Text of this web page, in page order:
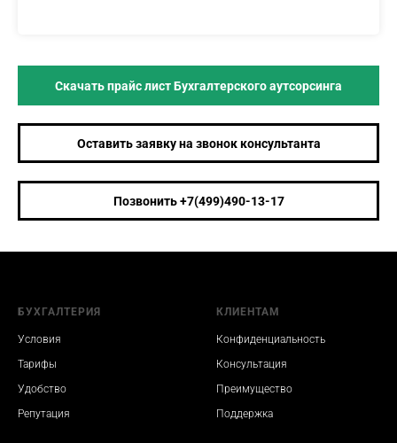
Скачать прайс лист Бухгалтерского аутсорсинга
Оставить заявку на звонок консультанта
Позвонить +7(499)490-13-17
БУХГАЛТЕРИЯ
Условия
Тарифы
Удобство
Репутация
КЛИЕНТАМ
Конфиденциальность
Консультация
Преимущество
Поддержка